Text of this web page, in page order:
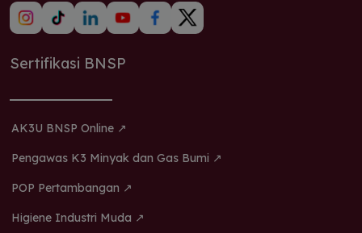
Sertifikasi BNSP
AK3U BNSP Online ↗
Pengawas K3 Minyak dan Gas Bumi ↗
POP Pertambangan ↗
Higiene Industri Muda ↗